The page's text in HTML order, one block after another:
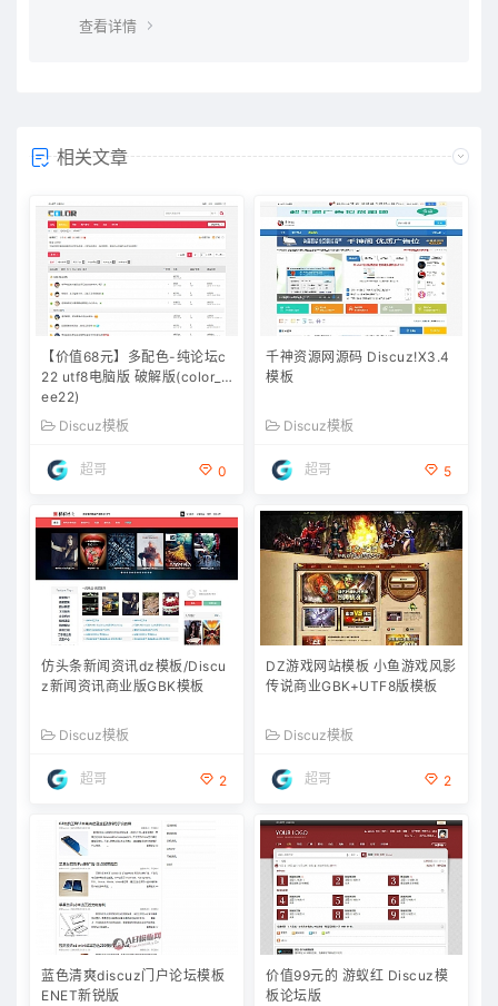
查看详情
相关文章
【价值68元】多配色-纯论坛c
22 utf8电脑版 破解版(color_fr
ee22)
Discuz模板
超哥 0
千神资源网源码 Discuz!X3.4
模板
Discuz模板
超哥 5
仿头条新闻资讯dz模板/Discu
z新闻资讯商业版GBK模板
Discuz模板
超哥 2
DZ游戏网站模板 小鱼游戏风影
传说商业GBK+UTF8版模板
Discuz模板
超哥 2
蓝色清爽discuz门户论坛模板
ENET新锐版
价值99元的 游蚁红 Discuz模
板论坛版